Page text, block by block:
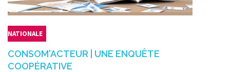
NATIONALE
CONSOM'ACTEUR | UNE ENQUÊTE
COOPÉRATIVE